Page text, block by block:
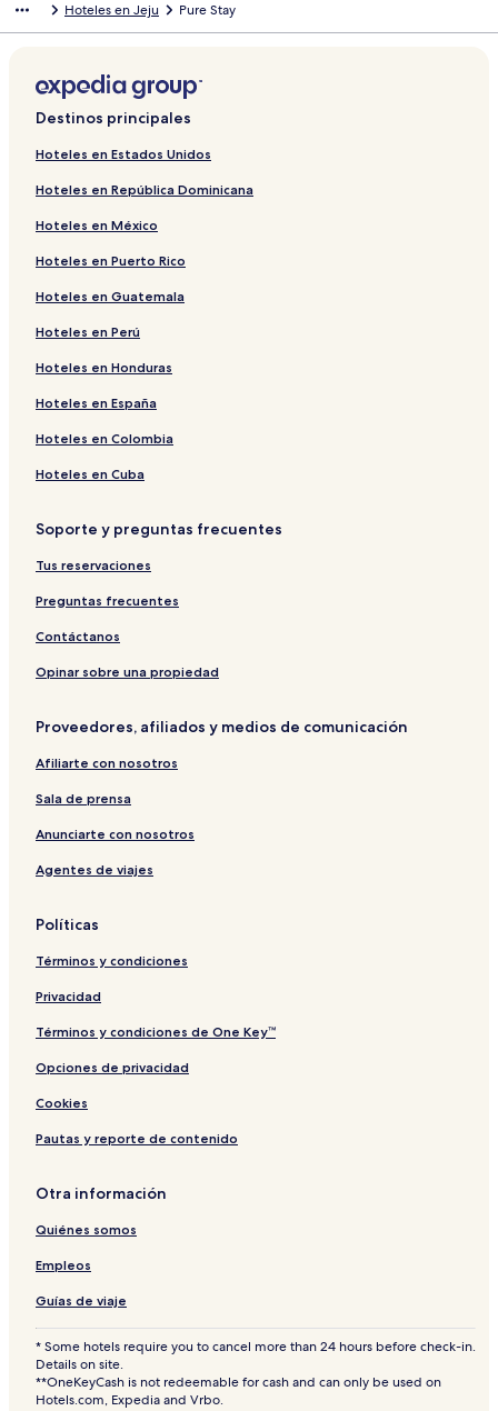
Hoteles en Jeju Pure Stay
Destinos principales
Hoteles en Estados Unidos
Hoteles en República Dominicana
Hoteles en México
Hoteles en Puerto Rico
Hoteles en Guatemala
Hoteles en Perú
Hoteles en Honduras
Hoteles en España
Hoteles en Colombia
Hoteles en Cuba
Soporte y preguntas frecuentes
Tus reservaciones
Preguntas frecuentes
Contáctanos
Opinar sobre una propiedad
Proveedores, afiliados y medios de comunicación
Afiliarte con nosotros
Sala de prensa
Anunciarte con nosotros
Agentes de viajes
Políticas
Términos y condiciones
Privacidad
Términos y condiciones de One Key™
Opciones de privacidad
Cookies
Pautas y reporte de contenido
Otra información
Quiénes somos
Empleos
Guías de viaje
* Some hotels require you to cancel more than 24 hours before check-in.
Details on site.
**OneKeyCash is not redeemable for cash and can only be used on
Hotels.com, Expedia and Vrbo.